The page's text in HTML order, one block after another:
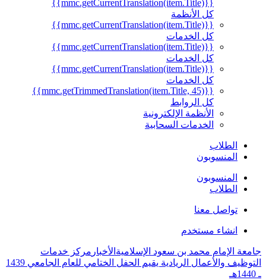
{{mmc.getCurrentTranslation(item.Title)}}
كل الأنظمة
{{mmc.getCurrentTranslation(item.Title)}}
كل الخدمات
{{mmc.getCurrentTranslation(item.Title)}}
كل الخدمات
{{mmc.getCurrentTranslation(item.Title)}}
كل الخدمات
{{mmc.getTrimmedTranslation(item.Title, 45)}}
كل الروابط
الأنظمة الإلكترونية
الخدمات السحابية
الطلاب
المنسوبون
المنسوبون
الطلاب
تواصل معنا
انشاء مستخدم
جامعة الإمام محمد بن سعود الإسلامية الأخبار مركز خدمات
التوظيف والأعمال الريادية يقيم الحفل الختامي للعام الجامعي 1439
ـ 1440هـ